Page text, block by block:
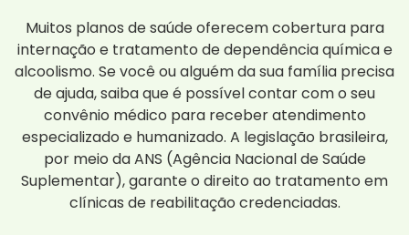
Muitos planos de saúde oferecem cobertura para
internação e tratamento de dependência química e
alcoolismo. Se você ou alguém da sua família precisa
de ajuda, saiba que é possível contar com o seu
convênio médico para receber atendimento
especializado e humanizado. A legislação brasileira,
por meio da ANS (Agência Nacional de Saúde
Suplementar), garante o direito ao tratamento em
clínicas de reabilitação credenciadas.